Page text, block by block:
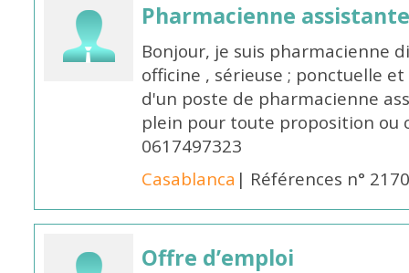
Pharmacienne
Bonjour, je suis pharmacienne
officine , sérieuse ; ponctuelle
d'un poste de pharmacienne
plein pour toute proposition ou
0617497323
Casablanca | Références n°
Offre d’emploi